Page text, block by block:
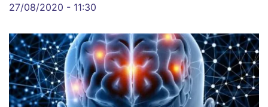
27/08/2020 - 11:30